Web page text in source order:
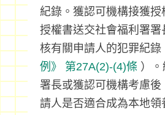
紀錄。獲認可機構接獲授
授權書送交社會福利署署
核有關申請人的犯罪紀錄
例》
第27A(2)-(4)條 ）
署長或獲認可機構考慮後
請人是否適合成為本地領